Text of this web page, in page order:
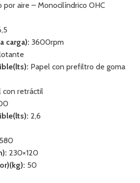
por aire – Monocilíndrico OHC
carga): 3600rpm
Papel con prefiltro de goma
con retráctil
2,6
580
230×120
50